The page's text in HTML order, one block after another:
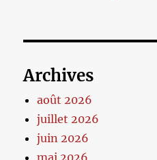
Archives
août 2026
juillet 2026
juin 2026